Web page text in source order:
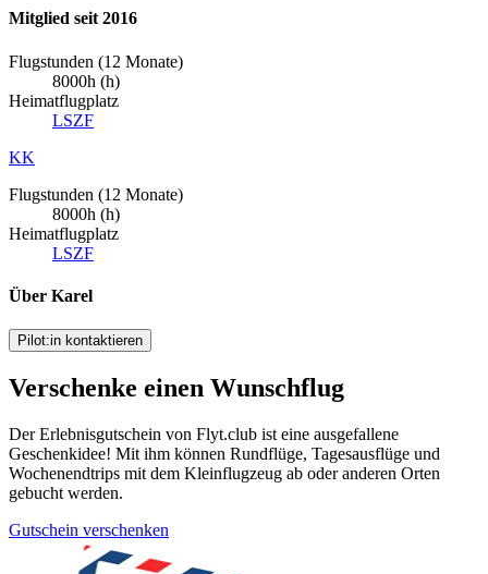
Mitglied seit 2016
Flugstunden (12 Monate)
8000h (h)
Heimatflugplatz
LSZF
KK
Flugstunden (12 Monate)
8000h (h)
Heimatflugplatz
LSZF
Über Karel
Pilot:in kontaktieren
Verschenke einen Wunschflug
Der Erlebnisgutschein von Flyt.club ist eine ausgefallene
Geschenkidee! Mit ihm können Rundflüge, Tagesausflüge und
Wochenendtrips mit dem Kleinflugzeug ab oder anderen Orten
gebucht werden.
Gutschein verschenken